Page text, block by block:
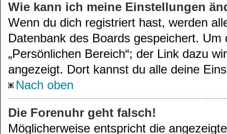
Wie kann ich meine Einstellungen
Wenn du dich registriert hast, werden
Datenbank des Boards gespeichert.
„Persönlichen Bereich“; der Link dazu
angezeigt. Dort kannst du alle deine
Nach oben
Die Forenuhr geht falsch!
Möglicherweise entspricht die